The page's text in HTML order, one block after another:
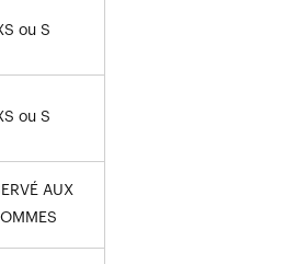
ou S
ou S
AUX